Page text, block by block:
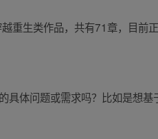
重生类作品，共有71章，目前
具体问题或需求吗？比如是想